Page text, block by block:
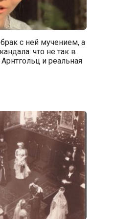
с ней мучением, а
что не так в
и реальная